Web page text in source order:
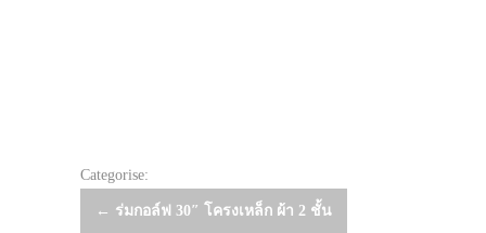
Categorise:
Post
← ร่มกอล์ฟ 30″ โครงเหล็ก ผ้า 2 ชั้น